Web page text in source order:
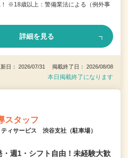
※18歳以上：警備業法による（例外事
詳細を見る
日： 2026/07/31 掲載終了日： 2026/08/08
本日掲載終了になります
スタッフ
ィサービス 渋谷支社（駐車場）
・週1・シフト自由！未経験大歓